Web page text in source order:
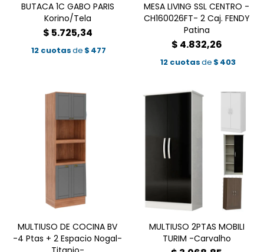
BUTACA 1C GABO PARIS
Korino/Tela
$ 5.725,34
12 cuotasde $ 477
MESA LIVING SSL CENTRO -
CH160026FT- 2 Caj. FENDY
Patina
$ 4.832,26
12 cuotasde $ 403
MULTIUSO DE COCINA BV
-4 Ptas + 2 Espacio Nogal-
MULTIUSO 2PTAS MOBILI
TURIM -Carvalho